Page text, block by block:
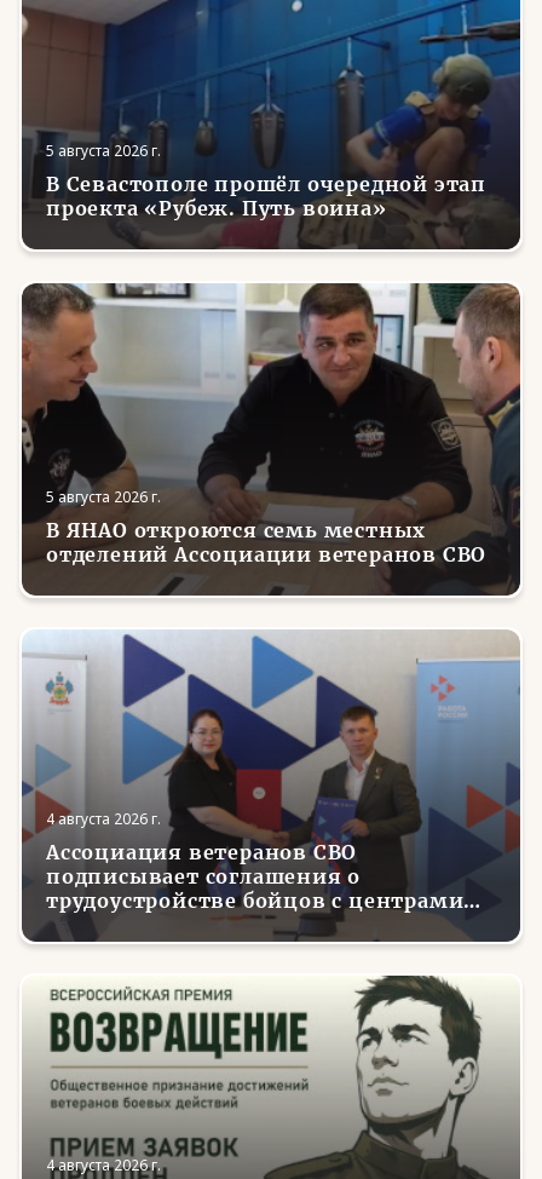
5 августа 2026 г.
В Севастополе прошёл очередной этап
проекта «Рубеж. Путь воина»
5 августа 2026 г.
В ЯНАО откроются семь местных
отделений Ассоциации ветеранов СВО
4 августа 2026 г.
Ассоциация ветеранов СВО
подписывает соглашения о
трудоустройстве бойцов с центрами
занятости в регионах России
4 августа 2026 г.